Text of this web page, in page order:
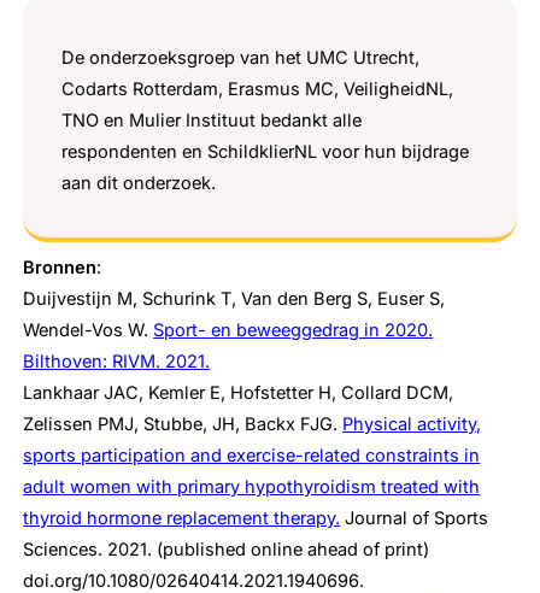
De onderzoeksgroep van het UMC Utrecht,
Codarts Rotterdam, Erasmus MC, VeiligheidNL,
TNO en Mulier Instituut bedankt alle
respondenten en SchildklierNL voor hun bijdrage
aan dit onderzoek.
Bronnen:
Duijvestijn M, Schurink T, Van den Berg S, Euser S,
Wendel-Vos W. Sport- en beweeggedrag in 2020.
Bilthoven: RIVM. 2021.
Lankhaar JAC, Kemler E, Hofstetter H, Collard DCM,
Zelissen PMJ, Stubbe, JH, Backx FJG. Physical activity,
sports participation and exercise-related constraints in
adult women with primary hypothyroidism treated with
thyroid hormone replacement therapy. Journal of Sports
Sciences. 2021. (published online ahead of print)
doi.org/10.1080/02640414.2021.1940696.